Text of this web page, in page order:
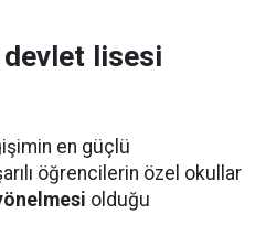
lisesi
en güçlü
öğrencilerin özel okullar
olduğu